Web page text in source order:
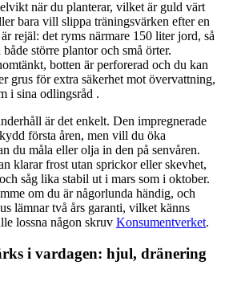
när du planterar, vilket är guld värt
bara vill slippa träningsvärken efter en
rejäl: det ryms närmare 150 liter jord, så
större plantor och små örter.
botten är perforerad och du kan
grus för extra säkerhet mot övervattning,
i sina odlingsråd .
är det enkelt. Den impregnerade
första åren, men vill du öka
du måla eller olja in den på senvåren.
klarar frost utan sprickor eller skevhet,
såg lika stabil ut i mars som i oktober.
om du är någorlunda händig, och
lämnar två års garanti, vilket känns
lossna någon skruv Konsumentverket.
i vardagen: hjul, dränering